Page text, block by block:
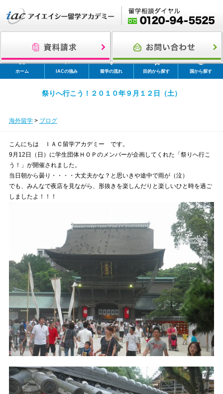
ホーム IACの強み 留学の流れ 目的から探す 国から探す
祭りへ行こう！２０１０年９月１２日（土）
海外留学> ブログ
こんにちは ＩＡＣ留学アカデミー です。
9月12日（日）に学生団体ＨＯＰのメンバーが企画してくれた「祭りへ行こ
う！」が開催されました。
当日朝から曇り・・・・大丈夫かな？と思いきや途中で雨が（泣）
でも、みんなで夜店を見ながら、形抜きを楽しんだりと楽しいひと時を過ご
しましたよ！！！